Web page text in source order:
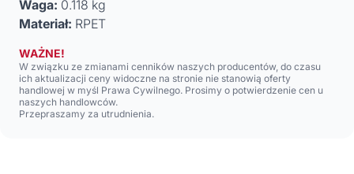
Waga: 0.118 kg
Materiał: RPET
WAŻNE!
W związku ze zmianami cenników naszych producentów, do czasu
ich aktualizacji ceny widoczne na stronie nie stanowią oferty
handlowej w myśl Prawa Cywilnego. Prosimy o potwierdzenie cen u
naszych handlowców.
Przepraszamy za utrudnienia.